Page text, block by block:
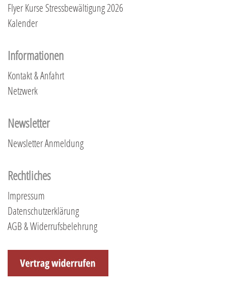
Flyer Kurse Stressbewältigung 2026
Kalender
Informationen
Kontakt & Anfahrt
Netzwerk
Newsletter
Newsletter Anmeldung
Rechtliches
Impressum
Datenschutzerklärung
AGB & Widerrufsbelehrung